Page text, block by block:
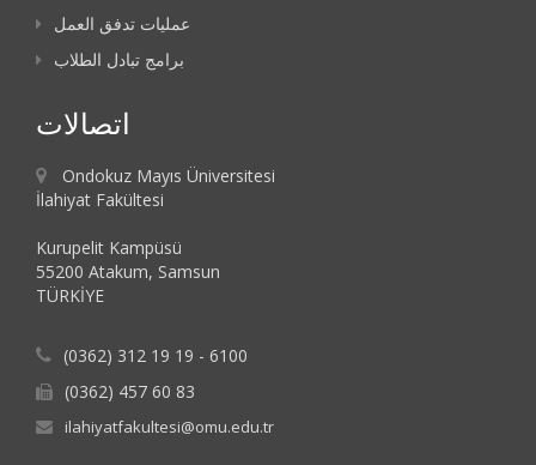
عمليات تدفق العمل
برامج تبادل الطلاب
اتصالات
Ondokuz Mayıs Üniversitesi
İlahiyat Fakültesi
Kurupelit Kampüsü
55200 Atakum, Samsun
TÜRKİYE
(0362) 312 19 19 - 6100
(0362) 457 60 83
ilahiyatfakultesi@omu.edu.tr